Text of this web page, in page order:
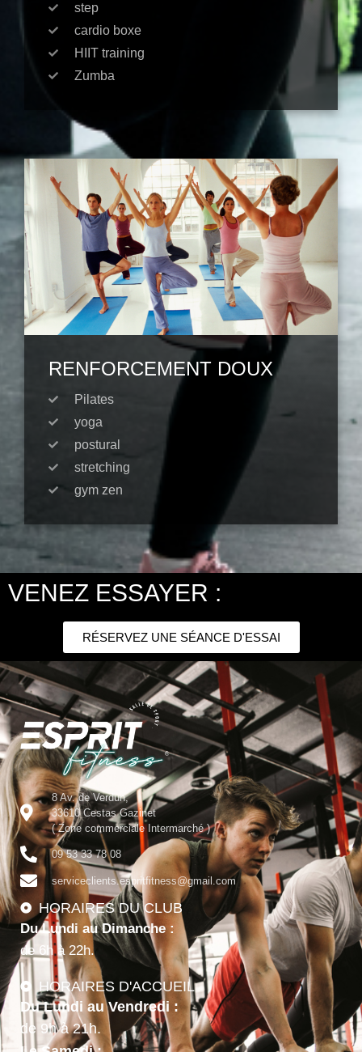
step
cardio boxe
HIIT training
Zumba
RENFORCEMENT DOUX
Pilates
yoga
postural
stretching
gym zen
VENEZ ESSAYER :
RÉSERVEZ UNE SÉANCE D'ESSAI
8 Av. de Verdun,
33610 Cestas Gazinet
( Zone commerciale Intermarché )
09 53 33 78 08
serviceclients.espritfitness@gmail.com
HORAIRES DU CLUB
Du Lundi au Dimanche :
de 6h à 22h.
HORAIRES D'ACCUEIL
Du Lundi au Vendredi :
de 9h à 21h.